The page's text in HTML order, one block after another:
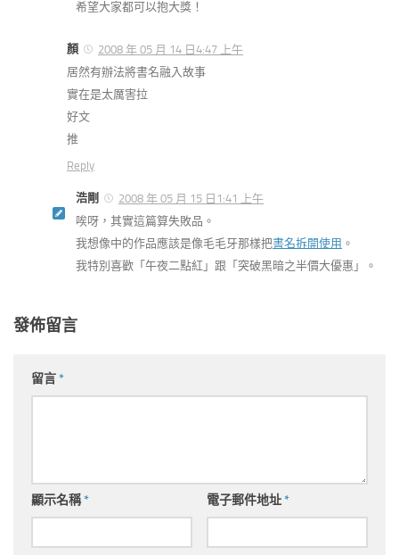
希望大家都可以抱大獎！
顏
2008 年 05 月 14 日4:47 上午
居然有辦法將書名融入故事
實在是太厲害拉
好文
推
Reply
浩剛
2008 年 05 月 15 日1:41 上午
唉呀，其實這篇算失敗品。
我想像中的作品應該是像毛毛牙那樣把書名拆開使用 。
我特別喜歡「午夜二點紅」跟「突破黑暗之半價大優惠」。
發佈留言
留言*
顯示名稱* 電子郵件地址*